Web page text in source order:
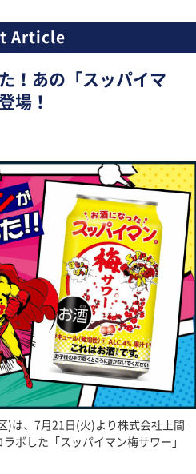
！あの「スッパイマ
場！
)は、7月21日(火)より株式会社上間
ボした「スッパイマン梅サワー」